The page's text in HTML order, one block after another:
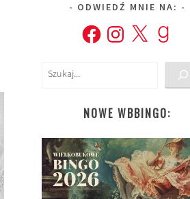
ODWIEDŹ MNIE NA:
FacebookInstagram
X Goodreads
Szukaj
NOWE WBBINGO: